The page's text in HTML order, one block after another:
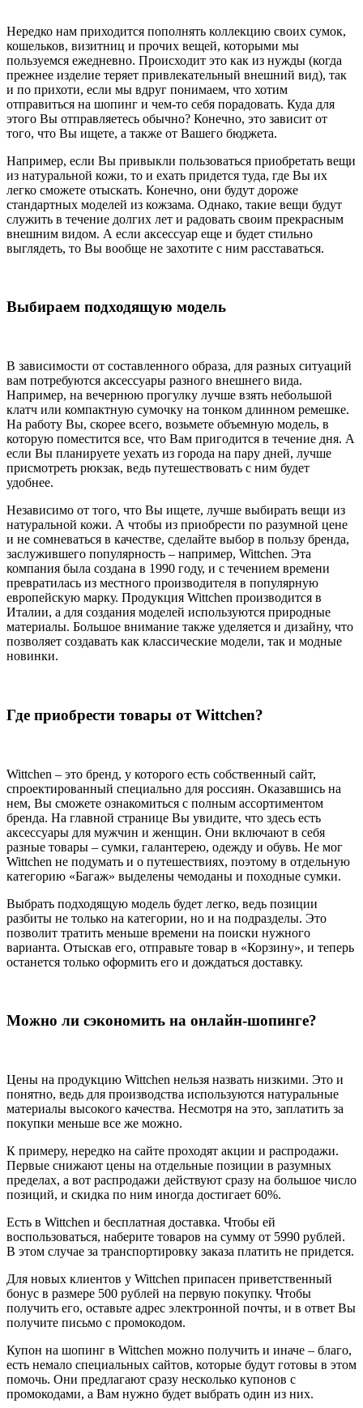
Нередко нам приходится пополнять коллекцию своих сумок,
кошельков, визитниц и прочих вещей, которыми мы
пользуемся ежедневно. Происходит это как из нужды (когда
прежнее изделие теряет привлекательный внешний вид), так
и по прихоти, если мы вдруг понимаем, что хотим
отправиться на шопинг и чем-то себя порадовать. Куда для
этого Вы отправляетесь обычно? Конечно, это зависит от
того, что Вы ищете, а также от Вашего бюджета.
Например, если Вы привыкли пользоваться приобретать вещи
из натуральной кожи, то и ехать придется туда, где Вы их
легко сможете отыскать. Конечно, они будут дороже
стандартных моделей из кожзама. Однако, такие вещи будут
служить в течение долгих лет и радовать своим прекрасным
внешним видом. А если аксессуар еще и будет стильно
выглядеть, то Вы вообще не захотите с ним расставаться.
Выбираем подходящую модель
В зависимости от составленного образа, для разных ситуаций
вам потребуются аксессуары разного внешнего вида.
Например, на вечернюю прогулку лучше взять небольшой
клатч или компактную сумочку на тонком длинном ремешке.
На работу Вы, скорее всего, возьмете объемную модель, в
которую поместится все, что Вам пригодится в течение дня. А
если Вы планируете уехать из города на пару дней, лучше
присмотреть рюкзак, ведь путешествовать с ним будет
удобнее.
Независимо от того, что Вы ищете, лучше выбирать вещи из
натуральной кожи. А чтобы из приобрести по разумной цене
и не сомневаться в качестве, сделайте выбор в пользу бренда,
заслужившего популярность – например, Wittchen. Эта
компания была создана в 1990 году, и с течением времени
превратилась из местного производителя в популярную
европейскую марку. Продукция Wittchen производится в
Италии, а для создания моделей используются природные
материалы. Большое внимание также уделяется и дизайну, что
позволяет создавать как классические модели, так и модные
новинки.
Где приобрести товары от Wittchen?
Wittchen – это бренд, у которого есть собственный сайт,
спроектированный специально для россиян. Оказавшись на
нем, Вы сможете ознакомиться с полным ассортиментом
бренда. На главной странице Вы увидите, что здесь есть
аксессуары для мужчин и женщин. Они включают в себя
разные товары – сумки, галантерею, одежду и обувь. Не мог
Wittchen не подумать и о путешествиях, поэтому в отдельную
категорию «Багаж» выделены чемоданы и походные сумки.
Выбрать подходящую модель будет легко, ведь позиции
разбиты не только на категории, но и на подразделы. Это
позволит тратить меньше времени на поиски нужного
варианта. Отыскав его, отправьте товар в «Корзину», и теперь
останется только оформить его и дождаться доставку.
Можно ли сэкономить на онлайн-шопинге?
Цены на продукцию Wittchen нельзя назвать низкими. Это и
понятно, ведь для производства используются натуральные
материалы высокого качества. Несмотря на это, заплатить за
покупки меньше все же можно.
К примеру, нередко на сайте проходят акции и распродажи.
Первые снижают цены на отдельные позиции в разумных
пределах, а вот распродажи действуют сразу на большое число
позиций, и скидка по ним иногда достигает 60%.
Есть в Wittchen и бесплатная доставка. Чтобы ей
воспользоваться, наберите товаров на сумму от 5990 рублей.
В этом случае за транспортировку заказа платить не придется.
Для новых клиентов у Wittchen припасен приветственный
бонус в размере 500 рублей на первую покупку. Чтобы
получить его, оставьте адрес электронной почты, и в ответ Вы
получите письмо с промокодом.
Купон на шопинг в Wittchen можно получить и иначе – благо,
есть немало специальных сайтов, которые будут готовы в этом
помочь. Они предлагают сразу несколько купонов с
промокодами, а Вам нужно будет выбрать один из них.